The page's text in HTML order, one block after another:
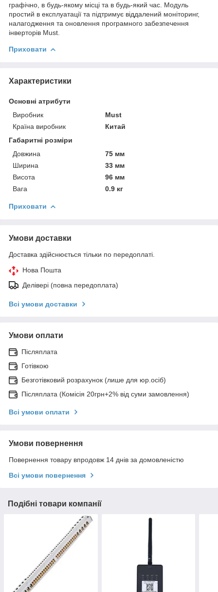
графічно, в будь-якому місці та в будь-який час. Модуль
простий в експлуатації та підтримує віддалений моніторинг,
налагодження та оновлення програмного забезпечення
інверторів Must.
Приховати
Характеристики
Основні атрибути
Виробник
Must
Країна виробник
Китай
Габаритні розміри
Довжина
75 мм
Ширина
33 мм
Висота
96 мм
Вага
0.9 кг
Приховати
Умови доставки
Доставка здійснюється тільки по передоплаті.
Нова Пошта
Делівері (повна передоплата)
Всі умови доставки
Умови оплати
Післяплата
Готівкою
Безготівковий розрахунок (лише для юр.осіб)
Післяплата (Комісія 20грн+2% від суми замовлення)
Всі умови оплати
Умови повернення
Повернення товару впродовж 14 днів за домовленістю
Всі умови повернення
Подібні товари компанії